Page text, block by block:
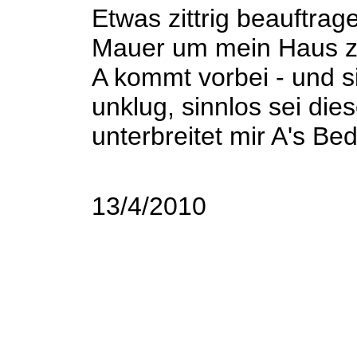
Etwas zittrig
Mauer um mein Haus
A kommt vorbei - und
unklug, sinnlos sei
unterbreitet mir A's
13/4/2010